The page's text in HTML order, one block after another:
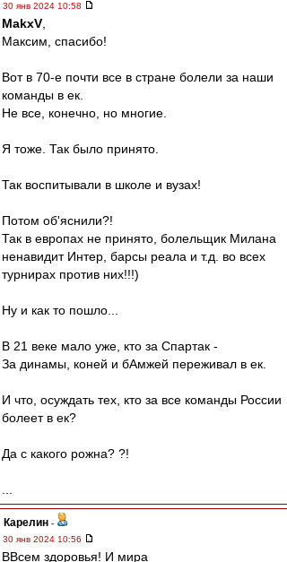
30 янв 2024 10:58
MakxV
Максим, спасибо!
Вот в 70-е почти все в стране болели за наши
команды в ек.
Не все, конечно, но многие.
Я тоже. Так было принято.
Так воспитывали в школе и вузах!
Потом об'яснили?!
Так в европах не принято, болельщик Милана
ненавидит Интер, барсы реала и т.д. во всех
турнирах против них!!!)
Ну и как то пошло...
В 21 веке мало уже, кто за Спартак -
За динамы, коней и бАмжей переживал в ек.
И что, осуждать тех, кто за все команды России
болеет в ек?
Да с какого рожна? ?!
Карелин -
30 янв 2024 10:56
ВВсем здоровья! И мира